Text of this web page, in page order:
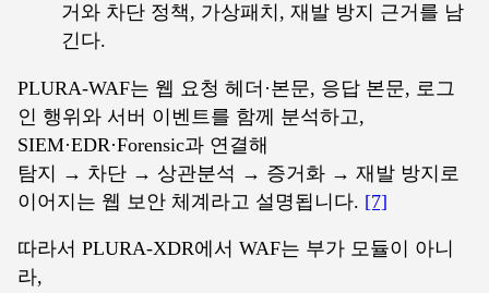
거와 차단 정책, 가상패치, 재발 방지 근거를 남
긴다.
PLURA-WAF는 웹 요청 헤더·본문, 응답 본문, 로그
인 행위와 서버 이벤트를 함께 분석하고,
SIEM·EDR·Forensic과 연결해
탐지 → 차단 → 상관분석 → 증거화 → 재발 방지로
이어지는 웹 보안 체계라고 설명됩니다. [7]
따라서 PLURA-XDR에서 WAF는 부가 모듈이 아니
라,